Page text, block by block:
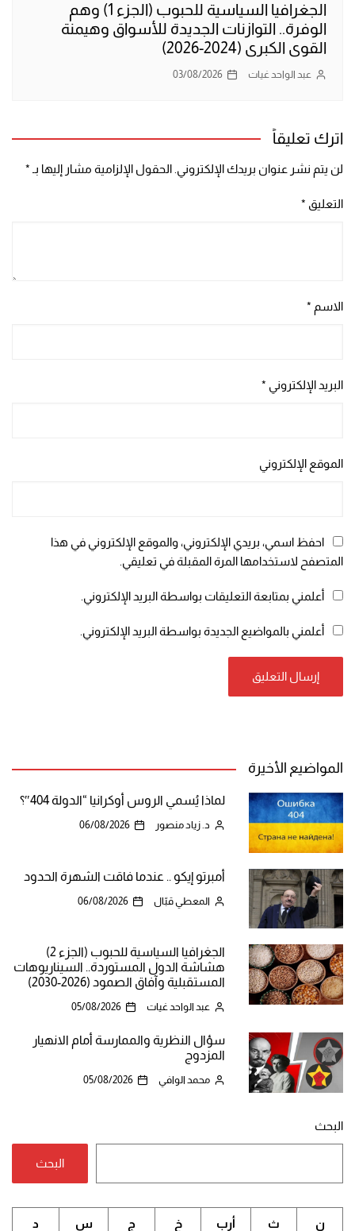
الجغرافيا السياسية للحبوب (الجزء 1) وهم
الوفرة.. التوازنات الجديدة للأسواق وهيمنة
القوى الكبرى (2024-2026)
عبد الواحد غيات 03/08/2026
اترك تعليقاً
لن يتم نشر عنوان بريدك الإلكتروني.الحقول الإلزامية مشار إليها بـ *
التعليق *
الاسم *
البريد الإلكتروني *
الموقع الإلكتروني
احفظ اسمي، بريدي الإلكتروني، والموقع الإلكتروني في هذا
المتصفح لاستخدامها المرة المقبلة في تعليقي.
أعلمني بمتابعة التعليقات بواسطة البريد الإلكتروني.
أعلمني بالمواضيع الجديدة بواسطة البريد الإلكتروني.
المواضيع الأخيرة
لماذا يُسمي الروس أوكرانيا “الدولة 404″؟
د. زياد منصور 06/08/2026
أمبرتو إيكو .. عندما فاقت الشهرة الحدود
المعطي قبّال 06/08/2026
الجغرافيا السياسية للحبوب (الجزء 2)
هشاشة الدول المستوردة.. السيناريوهات
المستقبلية وآفاق الصمود (2026-2030)
عبد الواحد غيات 05/08/2026
سؤال النظرية والممارسة أمام الانهيار
المزدوج
محمد الوافي 05/08/2026
البحث
البحث
ن ث أرب خ ج س د